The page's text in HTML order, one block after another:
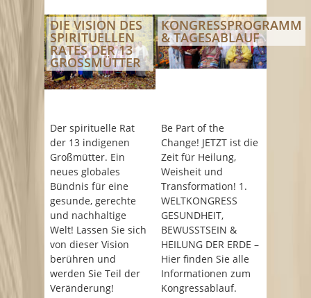
DIE VISION DES
SPIRITUELLEN
RATES DER 13
GROSSMÜTTER
Der spirituelle Rat
der 13 indigenen
Großmütter. Ein
neues globales
Bündnis für eine
gesunde, gerechte
und nachhaltige
Welt! Lassen Sie sich
von dieser Vision
berühren und
werden Sie Teil der
Veränderung!
KONGRESSPROGRAMM
& TAGESABLAUF
Be Part of the
Change! JETZT ist die
Zeit für Heilung,
Weisheit und
Transformation! 1.
WELTKONGRESS
GESUNDHEIT,
BEWUSSTSEIN &
HEILUNG DER ERDE –
Hier finden Sie alle
Informationen zum
Kongressablauf.